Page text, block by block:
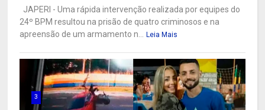
JAPERI - Uma rápida intervenção realizada por equipes do
24º BPM resultou na prisão de quatro criminosos e na
apreensão de um armamento n...
Leia Mais
3